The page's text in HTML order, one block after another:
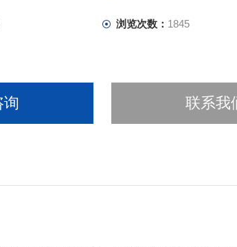
浏览次数： 1845
询 联系我